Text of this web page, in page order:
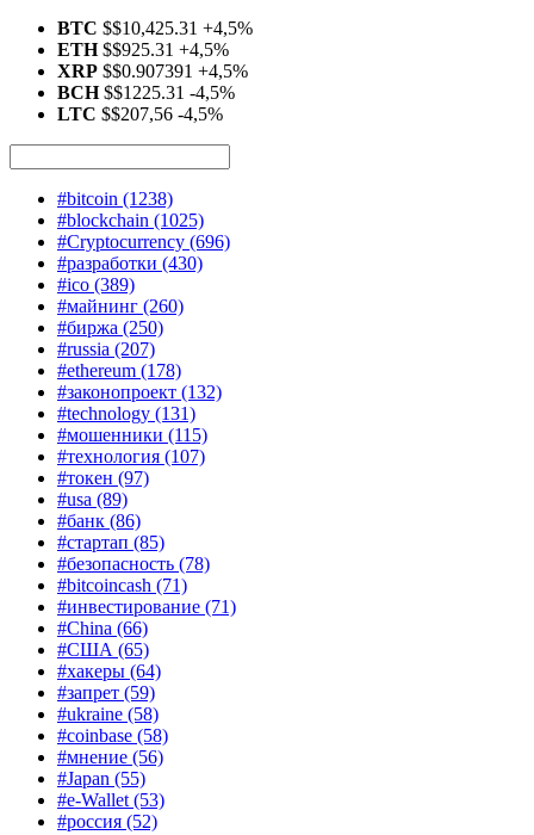
BTC $$10,425.31 +4,5%
ETH$$925.31 +4,5%
XRP $$0.907391 +4,5%
BCH$$1225.31 -4,5%
LTC $$207,56 -4,5%
#bitcoin (1238)
#blockchain (1025)
#Cryptocurrency (696)
#разработки (430)
#ico (389)
#майнинг (260)
#биржа (250)
#russia (207)
#ethereum (178)
#законопроект (132)
#technology (131)
#мошенники (115)
#технология (107)
#токен (97)
#usa (89)
#банк (86)
#стартап (85)
#безопасность (78)
#bitcoincash (71)
#инвестирование (71)
#China (66)
#США (65)
#хакеры (64)
#запрет (59)
#ukraine (58)
#coinbase (58)
#мнение (56)
#Japan (55)
#e-Wallet (53)
#россия (52)